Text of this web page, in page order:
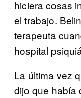
hiciera cosas
el trabajo.
terapeuta
hospital
La última vez
dijo que había